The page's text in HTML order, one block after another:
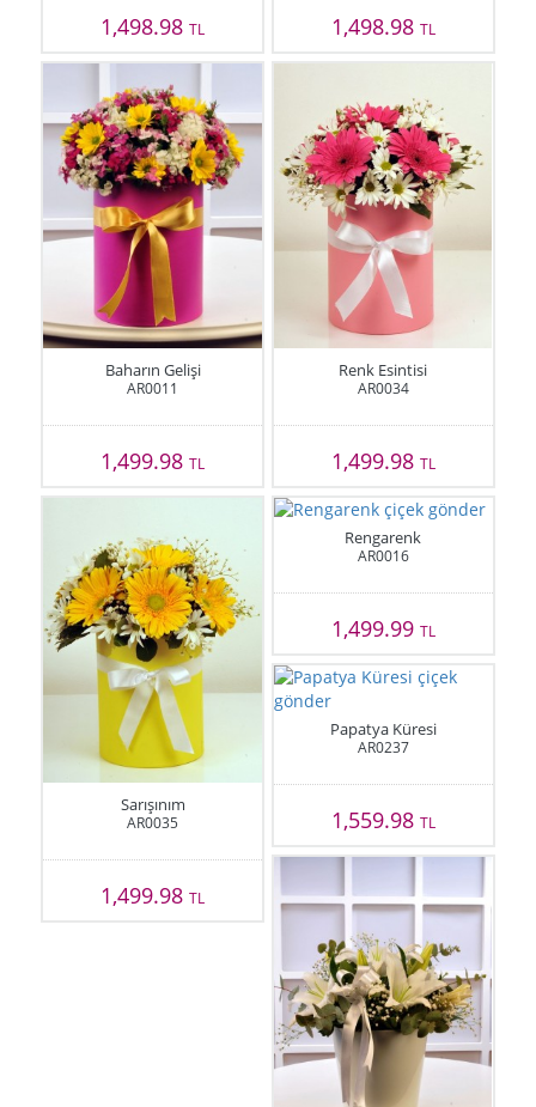
1,498.98TL 1,498.98 TL
Baharın Gelişi
AR0011
1,499.98TL
Renk Esintisi
AR0034
1,499.98 TL
Sarışınım
AR0035
1,499.98TL
Rengarenk
AR0016
1,499.99 TL
Papatya Küresi
AR0237
1,559.98 TL